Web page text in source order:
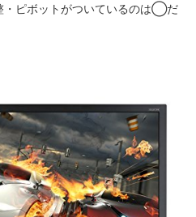
・ピボットがついているのは◯だ